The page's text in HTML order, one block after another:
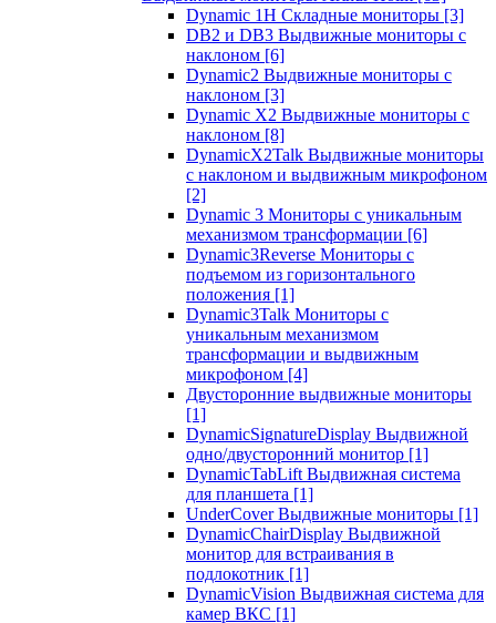
Dynamic 1Н Складные мониторы [3]
DB2 и DB3 Выдвижные мониторы с
наклоном [6]
Dynamic2 Выдвижные мониторы с
наклоном [3]
Dynamic X2 Выдвижные мониторы с
наклоном [8]
DynamicX2Talk Выдвижные мониторы
с наклоном и выдвижным микрофоном
[2]
Dynamic 3 Мониторы с уникальным
механизмом трансформации [6]
Dynamic3Reverse Мониторы с
подъемом из горизонтального
положения [1]
Dynamic3Talk Мониторы с
уникальным механизмом
трансформации и выдвижным
микрофоном [4]
Двусторонние выдвижные мониторы
[1]
DynamicSignatureDisplay Выдвижной
одно/двусторонний монитор [1]
DynamicTabLift Выдвижная система
для планшета [1]
UnderCover Выдвижные мониторы [1]
DynamicChairDisplay Выдвижной
монитор для встраивания в
подлокотник [1]
DynamicVision Выдвижная система для
камер ВКС [1]